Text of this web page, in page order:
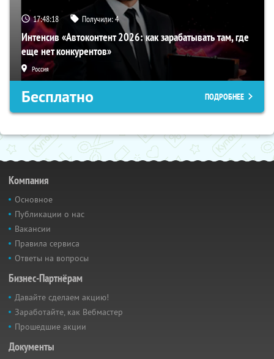
17:48:17 Получили:4
Интенсив «Автоконтент 2026: как зарабатывать там, где
еще нет конкурентов»
Россия
Бесплатно ПОДРОБНЕЕ
Компания
Основное
Публикации о нас
Вакансии
Правила сервиса
Ответы на вопросы
Бизнес-Партнёрам
Давайте сделаем акцию!
Заработайте, как Вебмастер
Прошедшие акции
Документы